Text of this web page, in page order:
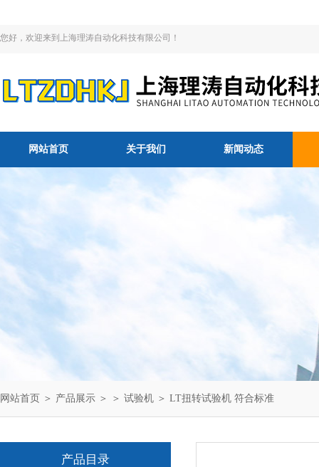
您好，欢迎来到上海理涛自动化科技有限公司！
网站首页 关于我们 新闻动态
网站首页 ＞ 产品展示 ＞ ＞ 试验机 ＞ LT扭转试验机 符合标准
产品目录